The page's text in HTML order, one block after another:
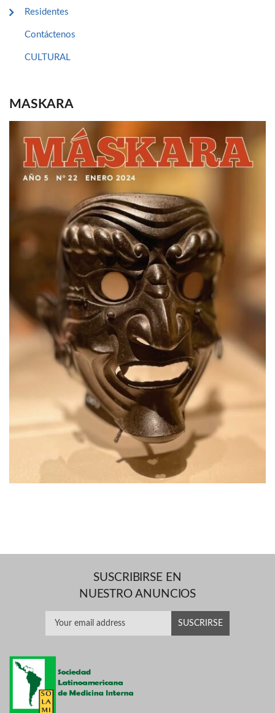
Residentes
Contáctenos
CULTURAL
MASKARA
SUSCRIBIRSE EN
NUESTRO ANUNCIOS